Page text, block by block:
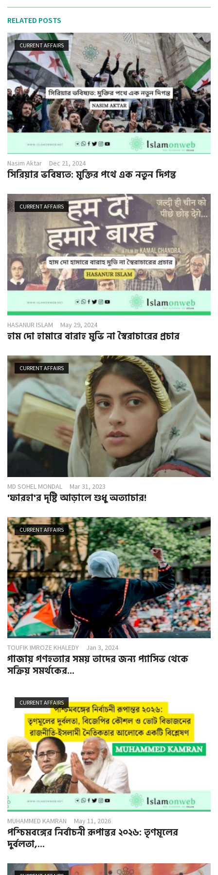
RELATED POSTS
CURRENT AFFAIRS
Nasim Aktar Dec 21, 2024
সিরিয়ার ভবিষ্যত: মুক্তির পথে এক নতুন দিগন্ত
CURRENT AFFAIRS
HASANUR ISLAM May 29, 2024
হাম দো হামারে বারাহ মুভি না স্বৈরাচারের প্রচার
CURRENT AFFAIRS
MD SOHEL MONDAL Mar 31, 2023
'ফারহা'র দৃষ্টি আড়ালে শুধু অত্যাচার!
CURRENT AFFAIRS
TOUFIK IMROZE KHALEDY Jan 3, 2024
গাজায় গণহত্যার সময় তাদের জন্য প্যাসিভ থেকে
সক্রিয় সমর্থকের...
CURRENT AFFAIRS
MUHAMMED KAMRAN May 11, 2026
পশ্চিমবঙ্গের নির্বাচনী রূপান্তর ২০২৬: তৃণমূলের
দুর্বলতা,...